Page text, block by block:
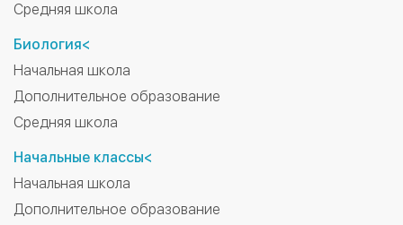
С 10.00 до 20.00, Сб Вс - выходной
Средняя школа
Биология<
Начальная школа
Дополнительное образование
Средняя школа
Начальные классы<
Начальная школа
Дополнительное образование